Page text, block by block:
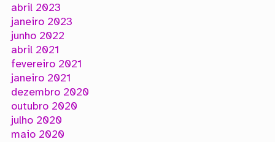
abril 2023
janeiro 2023
junho 2022
abril 2021
fevereiro 2021
janeiro 2021
dezembro 2020
outubro 2020
julho 2020
maio 2020